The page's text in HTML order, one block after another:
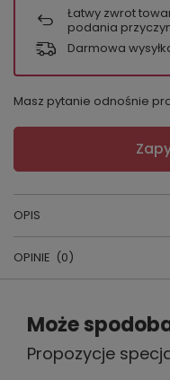
Łatwy zwrot
podania
Darmowa
Masz pytanie odnośnie
OPIS
kraj
OPINIE (0)
Może
Propozycje